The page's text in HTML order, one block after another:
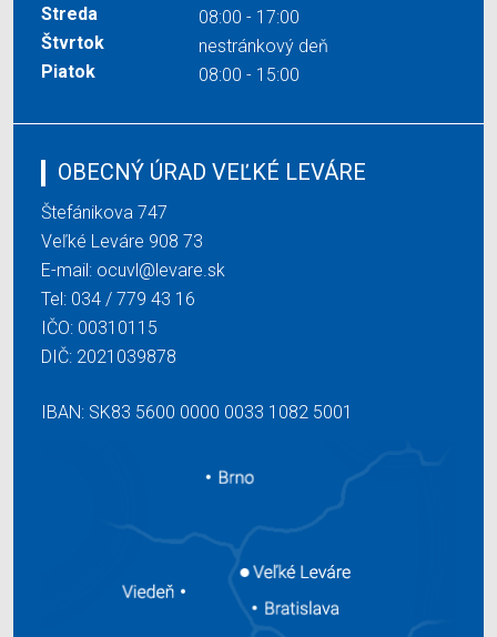
Streda
08:00 - 17:00
Štvrtok
nestránkový deň
Piatok
08:00 - 15:00
OBECNÝ ÚRAD VEĽKÉ LEVÁRE
Štefánikova 747
Veľké Leváre 908 73
E-mail: ocuvl@levare.sk
Tel: 034 / 779 43 16
IČO: 00310115
DIČ: 2021039878
IBAN: SK83 5600 0000 0033 1082 5001